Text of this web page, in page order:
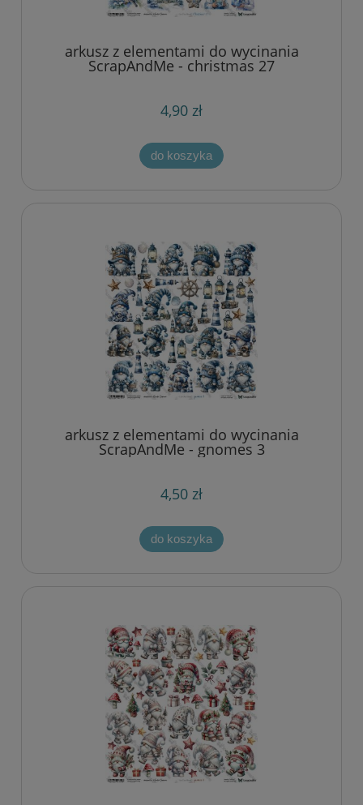
arkusz z elementami do wycinania
ScrapAndMe - christmas 27
4,90 zł
do koszyka
arkusz z elementami do wycinania
ScrapAndMe - gnomes 3
4,50 zł
do koszyka